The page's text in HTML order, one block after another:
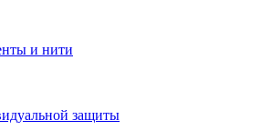
и нити
защиты